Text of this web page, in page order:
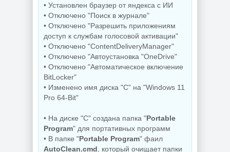
KpoJIuK
1.3.2 by KpoJIuK
Мастеринг
Steinberg -
WaveLab 13 Pro
Ключи для
NEW
• Установлен браузер от яндекса с ИИ
• Отключено "Поиск в журнале"
• Отключено "Разрешить приложениям
доступ к службам голосовой активации"
• Отключено "ContentDeliveryManager"
• Отключено "Автоустановка "OneDrive"
• Отключено "Автоматическое включение
BitLocker"
• Изменено имя диска "C" на "Windows 11
Pro 64-Bit"
• На диске "С" создана папка "Portable
Program" для портативных программ
• В папке "Portable Program" фаил
AutoClean.cmd, который очищает папки